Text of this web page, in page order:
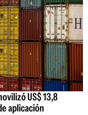
US$ 13,8
aplicación